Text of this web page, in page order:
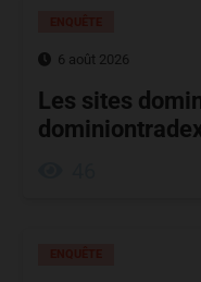
6 août 2026
Les sites